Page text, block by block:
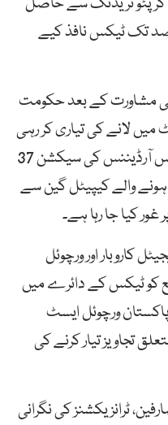
منافع پر 15 سے 30 فیصد تک ٹیکس نافذ کیے
کی مشاورت کے بعد حکومت
میں لانے کی تیاری کر رہی
ہے، اس مقصد کے لیے انکم ٹیکس آرڈیننس کی سیکشن 37
والے کیپیٹل گین سے
کیا جا رہا ہے۔
کاروبار اور ورچوئل
کو ٹیکس کے دائرے میں
پاکستان ورچوئل ایسٹ
تجاویز تیار کرنے کی
ٹرانزیکشنز کی نگرانی